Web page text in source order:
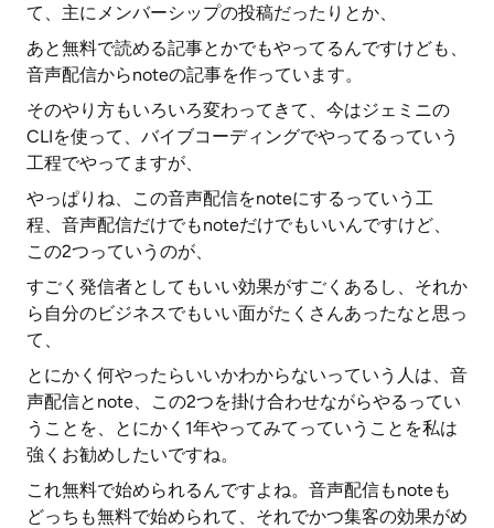
て、主にメンバーシップの投稿だったりとか、
あと無料で読める記事とかでもやってるんですけども、
音声配信からnoteの記事を作っています。
そのやり方もいろいろ変わってきて、今はジェミニの
CLIを使って、バイブコーディングでやってるっていう
工程でやってますが、
やっぱりね、この音声配信をnoteにするっていう工
程、音声配信だけでもnoteだけでもいいんですけど、
この2つっていうのが、
すごく発信者としてもいい効果がすごくあるし、それか
ら自分のビジネスでもいい面がたくさんあったなと思っ
て、
とにかく何やったらいいかわからないっていう人は、音
声配信とnote、この2つを掛け合わせながらやるってい
うことを、とにかく1年やってみてっていうことを私は
強くお勧めしたいですね。
これ無料で始められるんですよね。音声配信もnoteも
どっちも無料で始められて、それでかつ集客の効果がめ